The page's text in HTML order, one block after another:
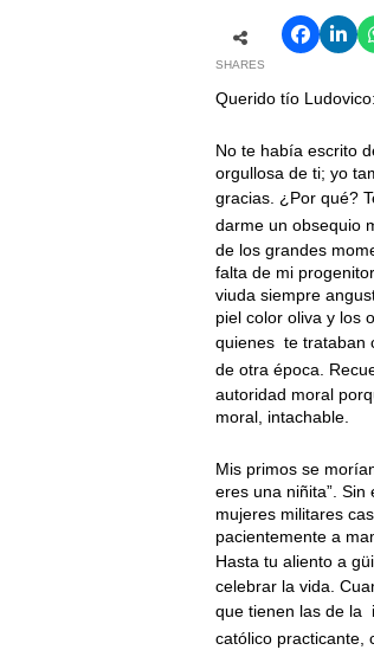
SHARES
Querido tío Ludovico:
No te había escrito
orgullosa de ti; yo
gracias. ¿Por qué?
darme un obsequio
de los grandes
falta de mi
viuda siempre
piel color oliva y los
quienes te trataban
de otra época.
autoridad moral
moral, intachable.
Mis primos se
eres una niñita”. Sin
mujeres militares
pacientemente a
Hasta tu aliento a
celebrar la vida.
que tienen las de la
católico practicante,